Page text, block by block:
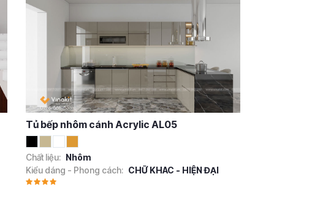
Tủ bếp nhôm cánh Acrylic AL05
Chất liệu: Nhôm
Kiểu dáng - Phong cách: CHỮ KHAC - HIỆN ĐẠI